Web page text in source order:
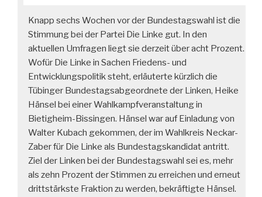
Knapp sechs Wochen vor der Bundestagswahl ist die
Stimmung bei der Partei Die Linke gut. In den
aktuellen Umfragen liegt sie derzeit über acht Prozent.
Wofür Die Linke in Sachen Friedens- und
Entwicklungspolitik steht, erläuterte kürzlich die
Tübinger Bundestagsabgeordnete der Linken, Heike
Hänsel bei einer Wahlkampfveranstaltung in
Bietigheim-Bissingen. Hänsel war auf Einladung von
Walter Kubach gekommen, der im Wahlkreis Neckar-
Zaber für Die Linke als Bundestagskandidat antritt.
Ziel der Linken bei der Bundestagswahl sei es, mehr
als zehn Prozent der Stimmen zu erreichen und erneut
drittstärkste Fraktion zu werden, bekräftigte Hänsel.